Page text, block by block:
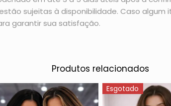
sujeitas à disponibilidade. Caso algum
garantir sua satisfação.
Produtos relacionados
Esgotado